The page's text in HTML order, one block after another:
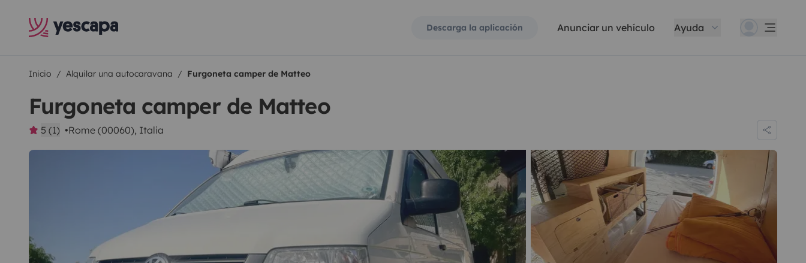
Descarga la aplicación Anunciar un vehículo Ayuda
Inicio Alquilar una autocaravana Furgoneta camper de Matteo
Furgoneta camper de Matteo
5 (1) Rome (00060), Italia